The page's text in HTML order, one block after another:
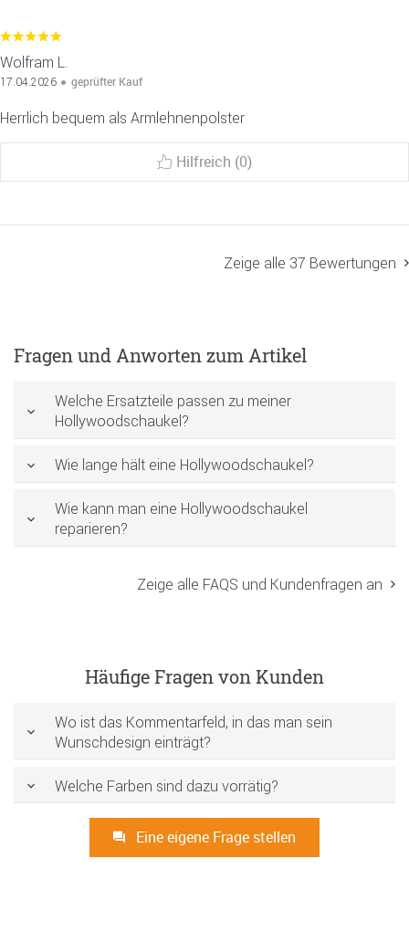
Wolfram L.
17.04.2026 geprüfter Kauf
Herrlich bequem als Armlehnenpolster
Hilfreich (0)
Zeige alle 37 Bewertungen
Fragen und Anworten zum Artikel
Welche Ersatzteile passen zu meiner
Hollywoodschaukel?
Wie lange hält eine Hollywoodschaukel?
Wie kann man eine Hollywoodschaukel
reparieren?
Zeige alle FAQS und Kundenfragen an
Häufige Fragen von Kunden
Wo ist das Kommentarfeld, in das man sein
Wunschdesign einträgt?
Welche Farben sind dazu vorrätig?
Eine eigene Frage stellen